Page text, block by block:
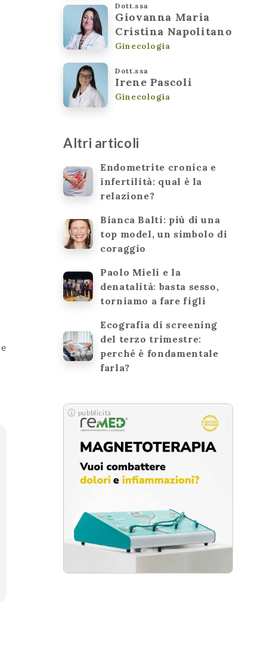
Dott.ssa
Giovanna Maria
Cristina Napolitano
Ginecologia
Dott.ssa
Irene Pascoli
Ginecologia
Altri articoli
Endometrite cronica e
infertilità: qual è la
relazione?
Bianca Balti: più di una
top model, un simbolo di
coraggio
Paolo Mieli e la
denatalità: basta sesso,
torniamo a fare figli
Ecografia di screening
del terzo trimestre:
perché è fondamentale
farla?
pubblicità